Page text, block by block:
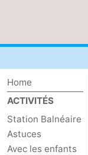
Home
ACTIVITÉS
Station Balnéaire
Astuces
Avec les enfants